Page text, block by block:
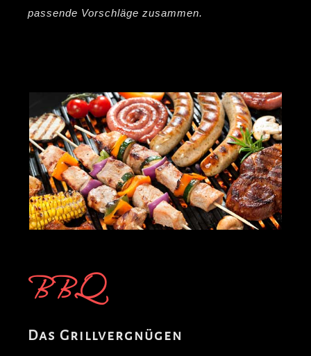
passende Vorschläge zusammen.
BBQ
Das Grillvergnügen